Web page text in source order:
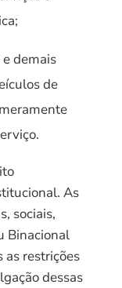
demais
de
As
sociais,
Binacional
as restrições
dessas